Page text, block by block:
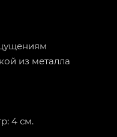
из металла
4 см.